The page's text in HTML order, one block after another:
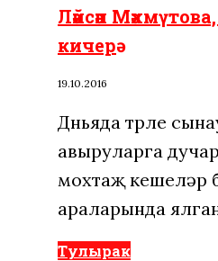
Ләйсән
кичерә
19.10.2016
Дөньяда төрле
авыруларга
мохтаҗ кешеләр
араларында
Тулырак